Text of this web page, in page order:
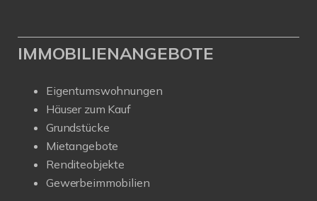
IMMOBILIENANGEBOTE
Eigentumswohnungen
Häuser zum Kauf
Grundstücke
Mietangebote
Renditeobjekte
Gewerbeimmobilien